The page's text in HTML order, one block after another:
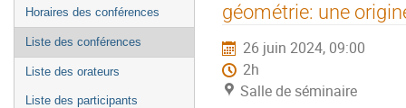
l'événement
Horaires des conférences
Liste des conférences
Liste des orateurs
Liste des participants
géométrie: une
26 juin 2024, 09:00
2h
Salle de séminaire